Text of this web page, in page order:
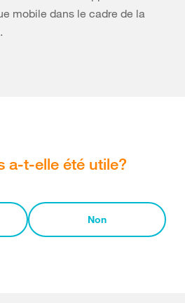
mobile dans le cadre de la
a-t-elle été utile?
Non